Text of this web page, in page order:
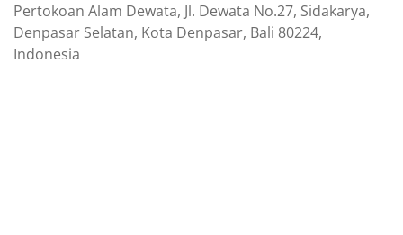
Pertokoan Alam Dewata, Jl. Dewata No.27, Sidakarya,
Denpasar Selatan, Kota Denpasar, Bali 80224,
Indonesia